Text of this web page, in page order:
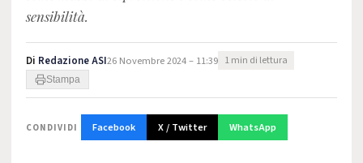
sensibilità.
Di Redazione ASI26 Novembre 2024 – 11:39 1 min di lettura
Stampa
CONDIVIDI Facebook X / Twitter WhatsApp